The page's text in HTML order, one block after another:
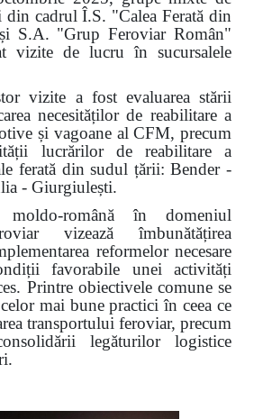
din cadrul Î.S. "Calea Ferată din
S.A. "Grup Feroviar Român"
vizite de lucru în sucursalele
vizite a fost evaluarea stării
necesităților de reabilitare a
și vagoane al CFM, precum
lucrărilor de reabilitare a
ferată din sudul țării: Bender -
- Giurgiulești.
moldo-română în domeniul
vizează îmbunătățirea
reformelor necesare
favorabile unei activități
Printre obiectivele comune se
mai bune practici în ceea ce
transportului feroviar, precum
legăturilor logistice